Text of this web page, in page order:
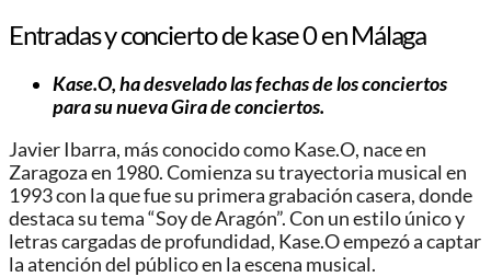
Entradas y concierto de kase 0 en Málaga
Kase.O, ha desvelado las fechas de los conciertos
para su nueva Gira de conciertos.
Javier Ibarra, más conocido como Kase.O, nace en
Zaragoza en 1980. Comienza su trayectoria musical en
1993 con la que fue su primera grabación casera, donde
destaca su tema “Soy de Aragón”. Con un estilo único y
letras cargadas de profundidad, Kase.O empezó a captar
la atención del público en la escena musical.